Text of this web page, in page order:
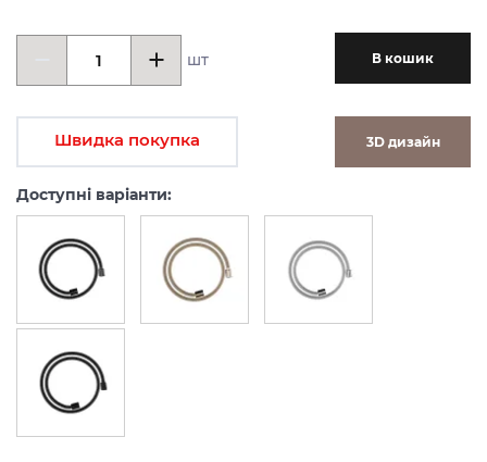
шт В кошик
Швидка покупка 3D дизайн
Доступні варіанти: